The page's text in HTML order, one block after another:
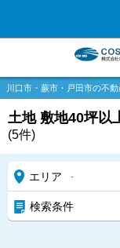
川口市・蕨市・戸田市の不
土地 敷地40坪以
(5件)
エリア -
検索条件